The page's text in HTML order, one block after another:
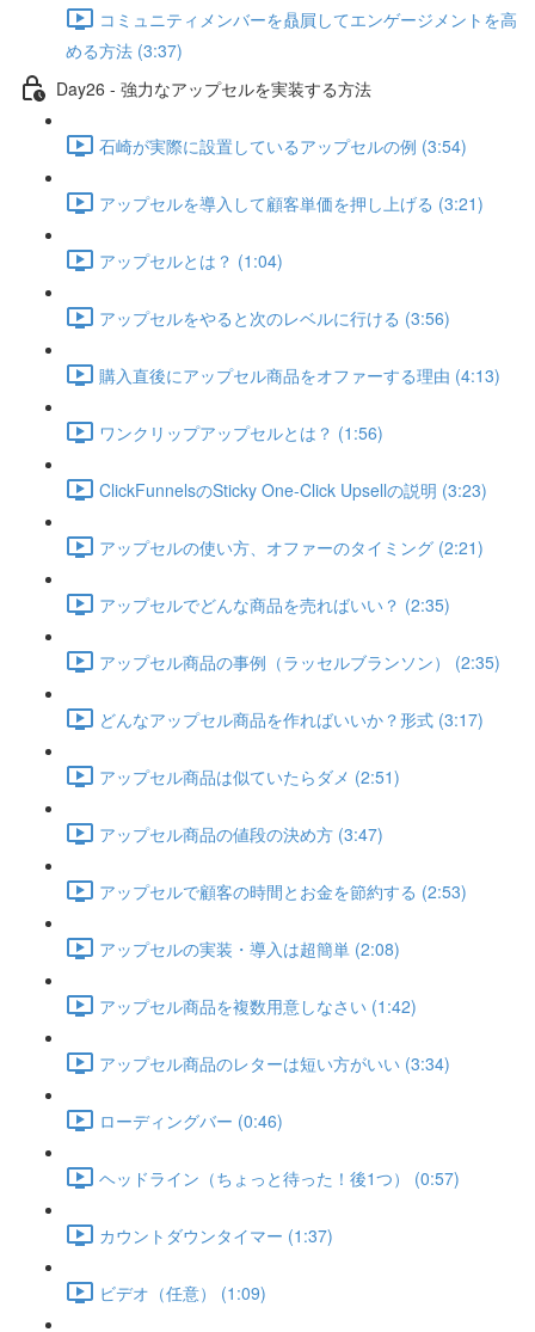
コミュニティメンバーを贔屓してエンゲージメントを高
める方法 (3:37)
Day26 - 強力なアップセルを実装する方法
石崎が実際に設置しているアップセルの例 (3:54)
アップセルを導入して顧客単価を押し上げる (3:21)
アップセルとは？ (1:04)
アップセルをやると次のレベルに行ける (3:56)
購入直後にアップセル商品をオファーする理由 (4:13)
ワンクリップアップセルとは？ (1:56)
ClickFunnelsのSticky One-Click Upsellの説明 (3:23)
アップセルの使い方、オファーのタイミング (2:21)
アップセルでどんな商品を売ればいい？ (2:35)
アップセル商品の事例（ラッセルブランソン） (2:35)
どんなアップセル商品を作ればいいか？形式 (3:17)
アップセル商品は似ていたらダメ (2:51)
アップセル商品の値段の決め方 (3:47)
アップセルで顧客の時間とお金を節約する (2:53)
アップセルの実装・導入は超簡単 (2:08)
アップセル商品を複数用意しなさい (1:42)
アップセル商品のレターは短い方がいい (3:34)
ローディングバー (0:46)
ヘッドライン（ちょっと待った！後1つ） (0:57)
カウントダウンタイマー (1:37)
ビデオ（任意） (1:09)